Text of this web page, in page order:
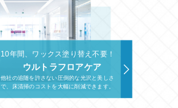
10年間、ワックス塗り替え不要！
ウルトラフロアケア
他社の追随を許さない圧倒的な光沢と美しさ
で、床清掃のコストを大幅に削減できます。